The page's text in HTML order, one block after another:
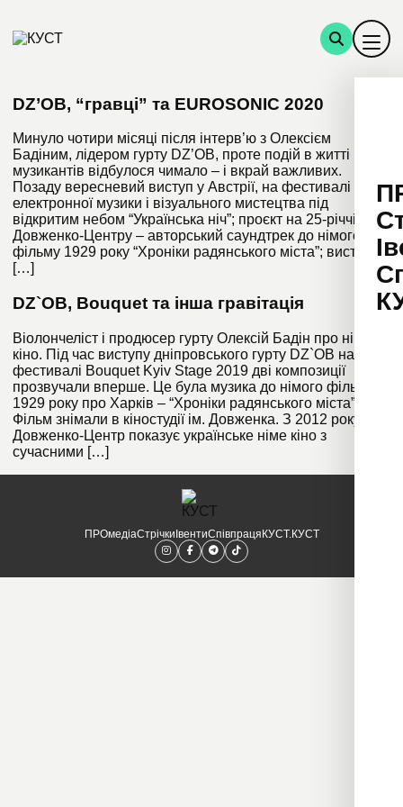
DZ’OB, “гравці” та EUROSONIC 2020
Минуло чотири місяці після інтерв’ю з Олексієм
Бадіним, лідером гурту DZ’OB, проте подій в житті
музикантів відбулося чимало – і вкрай важливих.
Позаду вересневий виступ у Австрії, на фестивалі
електронної музики і візуального мистецтва під
відкритим небом “Українська ніч”; проєкт на 25-річчі
Довженко-Центру – авторський саундтрек до німого
фільму 1929 року “Хроніки радянського міста”; виступи
[…]
DZ`OB, Bouquet та інша гравітація
Віолончеліст і продюсер гурту Олексій Бадін про німе
кіно. Під час виступу дніпровського гурту DZ`OB на
фестивалі Bouquet Kyiv Stage 2019 дві композиції
прозвучали вперше. Це була музика до німого фільму
1929 року про Харків – “Хроніки радянського міста”.
Фільм знімали в кіностудії ім. Довженка. З 2012 року
Довженко-Центр показує українське німе кіно з
сучасними […]
ПРОмедіаСтрічкиІвентиСпівпрацяКУСТ.КУСТ